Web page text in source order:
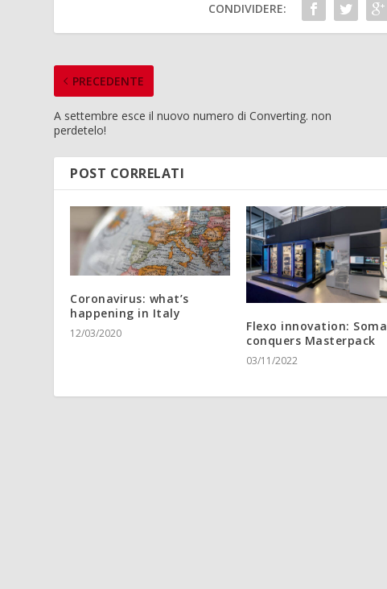
CONDIVIDERE:
PRECEDENTE
A settembre esce il nuovo numero di Converting. non
perdetelo!
POST CORRELATI
Coronavirus: what’s
happening in Italy
12/03/2020
Flexo innovation: Soma
conquers Masterpack
03/11/2022